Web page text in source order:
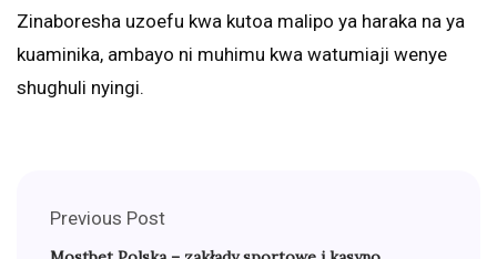
Zinaboresha uzoefu kwa kutoa malipo ya haraka na ya
kuaminika, ambayo ni muhimu kwa watumiaji wenye
shughuli nyingi.
Previous Post